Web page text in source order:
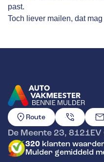
past.
Toch liever mailen, dat
BENNIE MULDER
GA NAAR DE HOMEPAGINA
Route
De Meente 23, 8121EV
320 klanten
Mulder gemiddeld